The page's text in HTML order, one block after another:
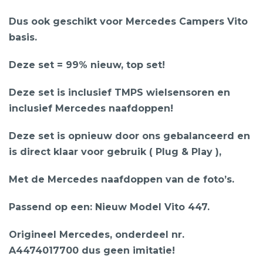
Dus ook geschikt voor Mercedes Campers Vito
basis.
Deze set = 99% nieuw, top set!
Deze set is inclusief TMPS wielsensoren en
inclusief Mercedes naafdoppen!
Deze set is opnieuw door ons gebalanceerd en
is direct klaar voor gebruik ( Plug & Play ),
Met de Mercedes naafdoppen van de foto’s.
Passend op een: Nieuw Model Vito 447.
Origineel Mercedes, onderdeel nr.
A4474017700 dus geen imitatie!